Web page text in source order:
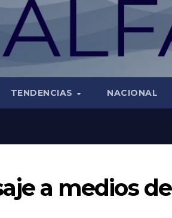
TENDENCIAS NACIONAL
a medios de